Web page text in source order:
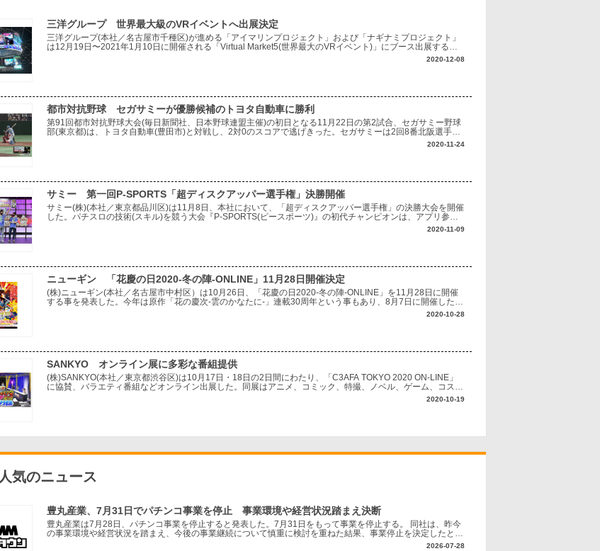
三洋グループ 世界最大級のVRイベントへ出展決定
三洋グループ(本社／名古屋市千種区)が進める「アイマリンプロジェクト」および「ナギナミプロジェクト」
は12月19日〜2021年1月10日に開催される「Virtual Market5(世界最大のVRイベント)」にブース出展すると
2020-12-08
都市対抗野球 セガサミーが優勝候補のトヨタ自動車に勝利
第91回都市対抗野球大会(毎日新聞社、日本野球連盟主催)の初日となる11月22日の第2試合、セガサミー野球
部(東京都)は、トヨタ自動車(豊田市)と対戦し、2対0のスコアで逃げきった。セガサミーは2回8番北阪選手
2020-11-24
サミー 第一回P-SPORTS「超ディスクアッパー選手権」決勝開催
サミー(株)(本社／東京都品川区)は11月8日、本社において、「超ディスクアッパー選手権」の決勝大会を開催
した。パチスロの技術(スキル)を競う大会『P-SPORTS(ピースポーツ)』の初代チャンピオンは、アプリ参加
2020-11-09
ニューギン 「花慶の日2020-冬の陣-ONLINE」11月28日開催決定
(株)ニューギン(本社／名古屋市中村区）は10月26日、「花慶の日2020-冬の陣-ONLINE」を11月28日に開催
する事を発表した。今年は原作「花の慶次-雲のかなたに-」連載30周年という事もあり、8月7日に開催した
2020-10-28
SANKYO オンライン展に多彩な番組提供
(株)SANKYO(本社／東京都渋谷区)は10月17日・18日の2日間にわたり、「C3AFA TOKYO 2020 ON-LINE」
に協賛、バラエティ番組などオンライン出展した。同展はアニメ、コミック、特撮、ノベル、ゲーム、コスプ
2020-10-19
人気のニュース
豊丸産業、7月31日でパチンコ事業を停止 事業環境や経営状況踏まえ決断
豊丸産業は7月28日、パチンコ事業を停止すると発表した。7月31日をもって事業を停止する。 同社は、昨今
の事業環境や経営状況を踏まえ、今後の事業継続について慎重に検討を重ねた結果、事業停止を決定したとし
ている。取引先に対しては、事業停止による影響をできる限り最小限にとどめられるよう、最後まで対応に努
2026-07-28